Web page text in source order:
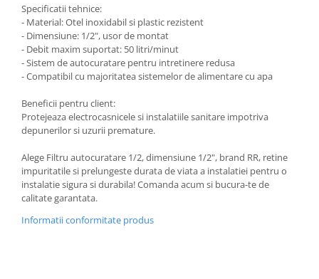
Specificatii tehnice:
- Material: Otel inoxidabil si plastic rezistent
- Dimensiune: 1/2", usor de montat
- Debit maxim suportat: 50 litri/minut
- Sistem de autocuratare pentru intretinere redusa
- Compatibil cu majoritatea sistemelor de alimentare cu apa
Beneficii pentru client:
Protejeaza electrocasnicele si instalatiile sanitare impotriva
depunerilor si uzurii premature.
Alege Filtru autocuratare 1/2, dimensiune 1/2", brand RR, retine
impuritatile si prelungeste durata de viata a instalatiei pentru o
instalatie sigura si durabila! Comanda acum si bucura-te de
calitate garantata.
Informatii conformitate produs